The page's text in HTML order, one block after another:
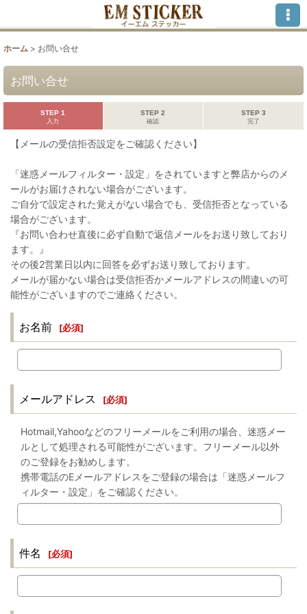
ホーム > お問い合せ
お問い合せ
STEP 1
入力
STEP 2
確認
STEP 3
完了
【メールの受信拒否設定をご確認ください】
「迷惑メールフィルター・設定」をされていますと弊店からのメ
ールがお届けされない場合がございます。
ご自分で設定された覚えがない場合でも、受信拒否となっている
場合がございます。
『お問い合わせ直後に必ず自動で返信メールをお送り致しており
ます。』
その後2営業日以内に回答を必ずお送り致しております。
メールが届かない場合は受信拒否かメールアドレスの間違いの可
能性がございますのでご連絡ください。
お名前 [必須]
メールアドレス [必須]
Hotmail,Yahooなどのフリーメールをご利用の場合、迷惑メー
ルとして処理される可能性がございます。フリーメール以外
のご登録をお勧めします。
携帯電話のEメールアドレスをご登録の場合は「迷惑メールフ
ィルター・設定」をご確認ください。
件名 [必須]